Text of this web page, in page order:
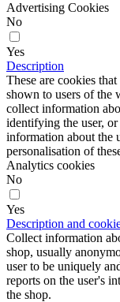
Advertising Cookies
No
Yes
Description
These are cookies
shown to users of the
collect information
identifying the user,
information about the
personalisation of
Analytics cookies
No
Yes
Description and
Collect information
shop, usually
user to be uniquely
reports on the user's
the shop.